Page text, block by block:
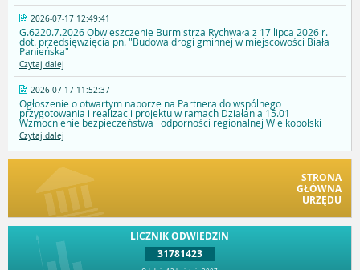
2026-07-17 12:49:41
G.6220.7.2026 Obwieszczenie Burmistrza Rychwała z 17 lipca 2026 r.
dot. przedsięwzięcia pn. "Budowa drogi gminnej w miejscowości Biała
Panieńska"
Czytaj dalej
2026-07-17 11:52:37
Ogłoszenie o otwartym naborze na Partnera do wspólnego
przygotowania i realizacji projektu w ramach Działania 15.01
Wzmocnienie bezpieczeństwa i odporności regionalnej Wielkopolski
Czytaj dalej
STRONA
GŁÓWNA
URZĘDU
LICZNIK ODWIEDZIN
31781423